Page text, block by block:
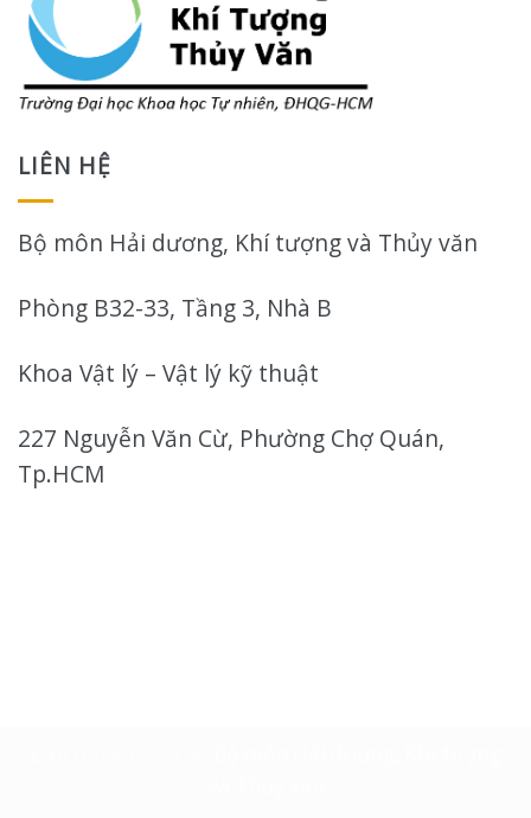
LIÊN HỆ
Bộ môn Hải dương, Khí tượng và Thủy văn
Phòng B32-33, Tầng 3, Nhà B
Khoa Vật lý – Vật lý kỹ thuật
227 Nguyễn Văn Cừ, Phường Chợ Quán,
Tp.HCM